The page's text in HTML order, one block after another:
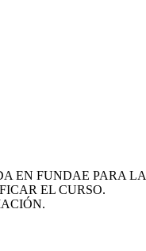
EN FUNDAE PARA LA
EL CURSO.